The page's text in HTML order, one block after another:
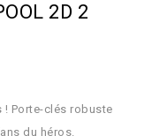
2D 2
! Porte-clés robuste
du héros.